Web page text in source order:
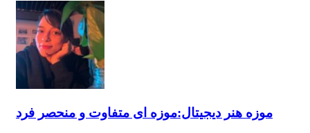
موزه هنر دیجیتال:موزه ای متفاوت و منحصر فرد